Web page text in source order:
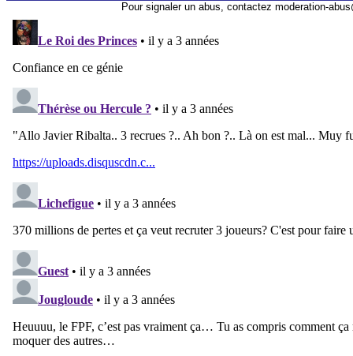
Pour signaler un abus, contactez moderation-